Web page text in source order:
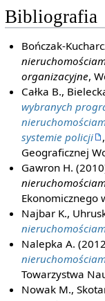
Bibliografia
Bończak-
organizacyjne,
Całka B.,
wybranych
systemie policji
Geograficznej
Gawron H.
Ekonomicznego
Najbar K.,
Nalepka A.
Towarzystwa
Nowak M.,